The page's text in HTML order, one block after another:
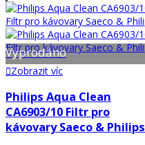
Vyprodáno
Zobrazit víc
Philips Aqua Clean
CA6903/10 Filtr pro
kávovary Saeco & Philips